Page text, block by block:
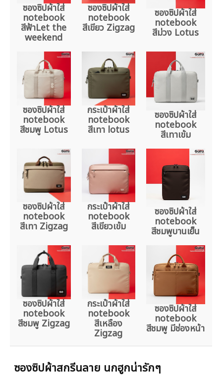
ซองซิปผ้าใส่
notebook
สีฟ้าLet the
weekend
ซองซิปผ้าใส่
notebook
สีเขียว Zigzag
ซองซิปผ้าใส่
notebook
สีม่วง Lotus
ซองซิปผ้าใส่
notebook
สีชมพู Lotus
กระเป๋าผ้าใส่
notebook
สีเทา lotus
ซองซิปผ้าใส่
notebook
สีเทาเข้ม
ซองซิปผ้าใส่
notebook
สีเทา Zigzag
กระเป๋าผ้าใส่
notebook
สีเขียวเข้ม
ซองซิปผ้าใส่
notebook
สีชมพูบานเย็น
ซองซิปผ้าใส่
notebook
สีชมพู Zigzag
กระเป๋าผ้าใส่
notebook
สีเหลือง
Zigzag
ซองซิปผ้าใส่
notebook
สีชมพู มีช่องหน้า
ซองซิปผ้าสกรีนลาย นกฮูกน่ารักๆ